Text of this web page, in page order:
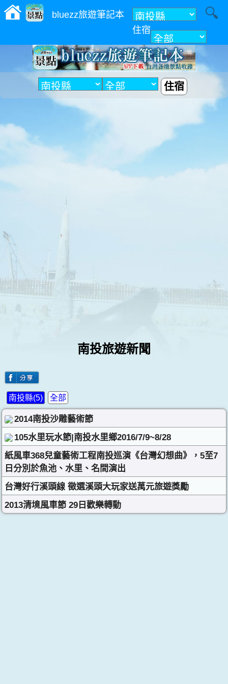
bluezz旅遊筆記本
住宿
附近
住宿
南投旅遊新聞
全部
南投縣(5)
2014南投沙雕藝術節
105水里玩水節|南投水里鄉2016/7/9~8/28
紙風車368兒童藝術工程南投巡演《台灣幻想曲》，5至7
日分別於魚池、水里、名間演出
台灣好行溪頭線 徵選溪頭大玩家送萬元旅遊獎勵
2013清境風車節 29日歡樂轉動